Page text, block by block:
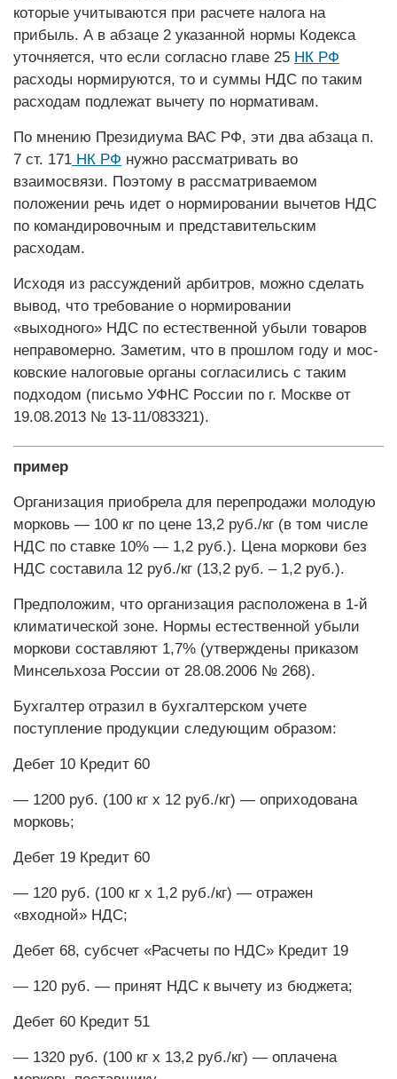
которые учитываются при расчете налога на
прибыль. А в абзаце 2 указанной нормы Кодекса
уточняется, что если согласно главе 25 НК РФ
расходы нормируются, то и суммы НДС по таким
расходам подлежат вычету по нормативам.
По мнению Президиума ВАС РФ, эти два абзаца п.
7 ст. 171 НК РФ нужно рассматривать во
взаимосвязи. Поэтому в рассматриваемом
положении речь идет о нормировании вычетов НДС
по командировочным и представительским
расходам.
Исходя из рассуждений арбитров, можно сделать
вывод, что требование о нормировании
«выходного» НДС по естественной убыли товаров
неправомерно. Заметим, что в прошлом году и мос­
ковские налоговые органы согласились с таким
подходом (письмо УФНС России по г. Москве от
19.08.2013 № 13-11/083321).
пример
Организация приобрела для перепродажи молодую
морковь — 100 кг по цене 13,2 руб./кг (в том числе
НДС по ставке 10% — 1,2 руб.). Цена моркови без
НДС составила 12 руб./кг (13,2 руб. – 1,2 руб.).
Предположим, что организация расположена в 1-й
климатической зоне. Нормы естественной убыли
моркови составляют 1,7% (утверждены приказом
Минсельхоза России от 28.08.2006 № 268).
Бухгалтер отразил в бухгалтерском учете
поступление продукции следующим образом:
Дебет 10 Кредит 60
— 1200 руб. (100 кг х 12 руб./кг) — оприходована
морковь;
Дебет 19 Кредит 60
— 120 руб. (100 кг х 1,2 руб./кг) — ­отражен
«входной» НДС;
Дебет 68, субсчет «Расчеты по НДС» Кредит 19
— 120 руб. — принят НДС к вычету из бюджета;
Дебет 60 Кредит 51
— 1320 руб. (100 кг x 13,2 руб./кг) — оплачена